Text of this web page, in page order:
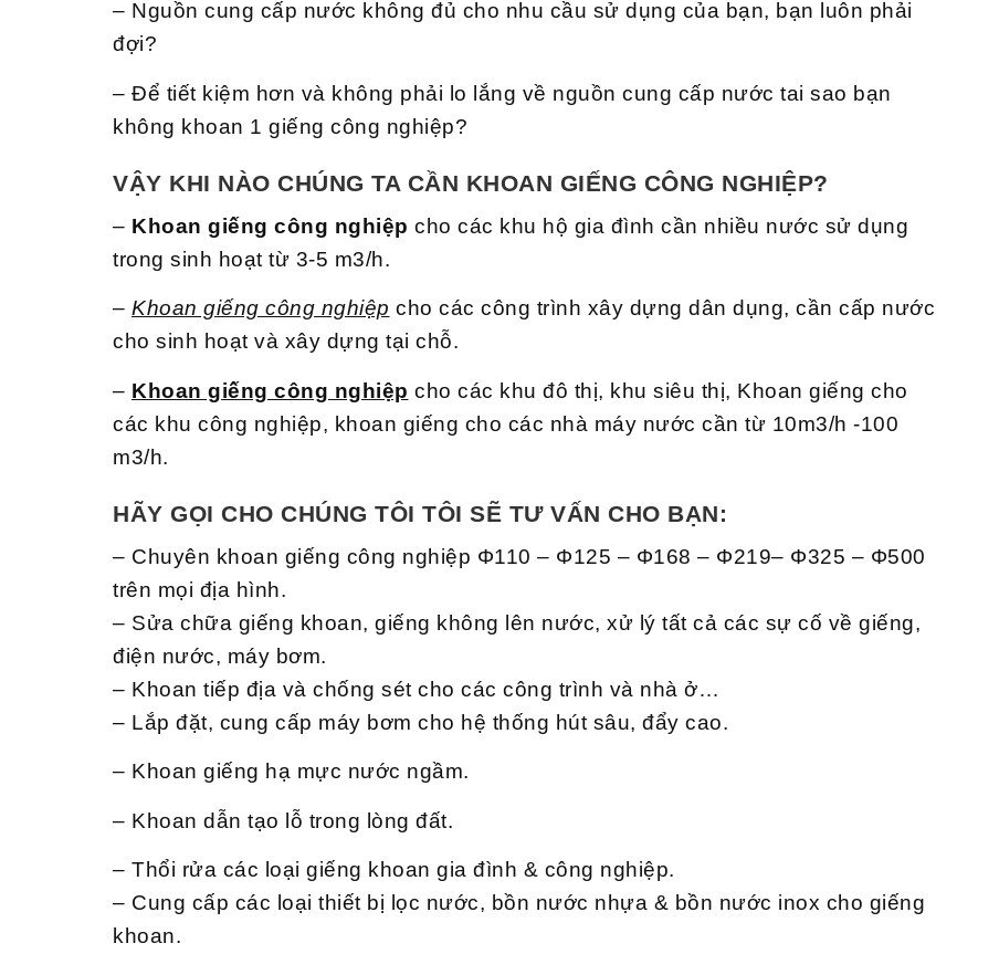
– Nguồn cung cấp nước không đủ cho nhu cầu sử dụng của bạn, bạn luôn phải
đợi?
– Để tiết kiệm hơn và không phải lo lắng về nguồn cung cấp nước tai sao bạn
không khoan 1 giếng công nghiệp?
VẬY KHI NÀO CHÚNG TA CẦN KHOAN GIẾNG CÔNG NGHIỆP?
– Khoan giếng công nghiệp cho các khu hộ gia đình cần nhiều nước sử dụng
trong sinh hoạt từ 3-5 m3/h.
– Khoan giếng công nghiệpcho các công trình xây dựng dân dụng, cần cấp nước
cho sinh hoạt và xây dựng tại chỗ.
– Khoan giếng công nghiệp cho các khu đô thị, khu siêu thị, Khoan giếng cho
các khu công nghiệp, khoan giếng cho các nhà máy nước cần từ 10m3/h -100
m3/h.
HÃY GỌI CHO CHÚNG TÔI TÔI SẼ TƯ VẤN CHO BẠN:
– Chuyên khoan giếng công nghiệp Φ110 – Φ125 – Φ168 – Φ219– Φ325 – Φ500
trên mọi địa hình.
– Sửa chữa giếng khoan, giếng không lên nước, xử lý tất cả các sự cố về giếng,
điện nước, máy bơm.
– Khoan tiếp địa và chống sét cho các công trình và nhà ở…
– Lắp đặt, cung cấp máy bơm cho hệ thống hút sâu, đẩy cao.
– Khoan giếng hạ mực nước ngầm.
– Khoan dẫn tạo lỗ trong lòng đất.
– Thổi rửa các loại giếng khoan gia đình & công nghiệp.
– Cung cấp các loại thiết bị lọc nước, bồn nước nhựa & bồn nước inox cho giếng
khoan.